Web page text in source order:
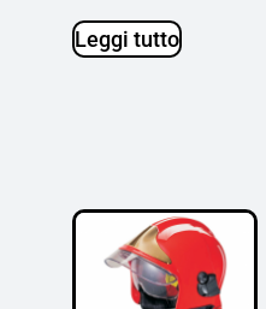
Leggi tutto